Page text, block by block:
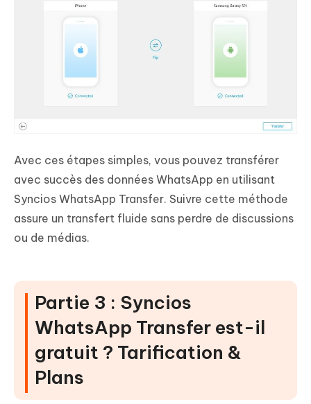
Avec ces étapes simples, vous pouvez transférer
avec succès des données WhatsApp en utilisant
Syncios WhatsApp Transfer. Suivre cette méthode
assure un transfert fluide sans perdre de discussions
ou de médias.
Partie 3 : Syncios
WhatsApp Transfer est-il
gratuit ? Tarification &
Plans